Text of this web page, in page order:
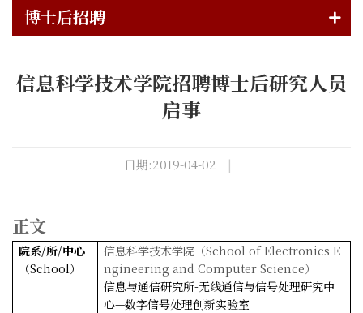
博士后招聘
信息科学技术学院招聘博士后研究人员
启事
日期:2019-04-02 |
正文
院系/所/中心
（School）
信息科学技术学院（School of Electronics E
ngineering and Computer Science）
信息与通信研究所-无线通信与信号处理研究中
心—数字信号处理创新实验室